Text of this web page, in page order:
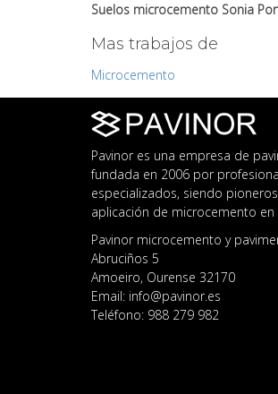
Suelos microcemento Sonia
Mas trabajos de
Microcemento
Pavinor es una empresa de
fundada en 2006 por
especializados, siendo
aplicación de microcemento en
Pavinor microcemento y
Abruciños 5
Amoeiro, Ourense 32170
Email: info@pavinor.es
Teléfono: 988 279 982